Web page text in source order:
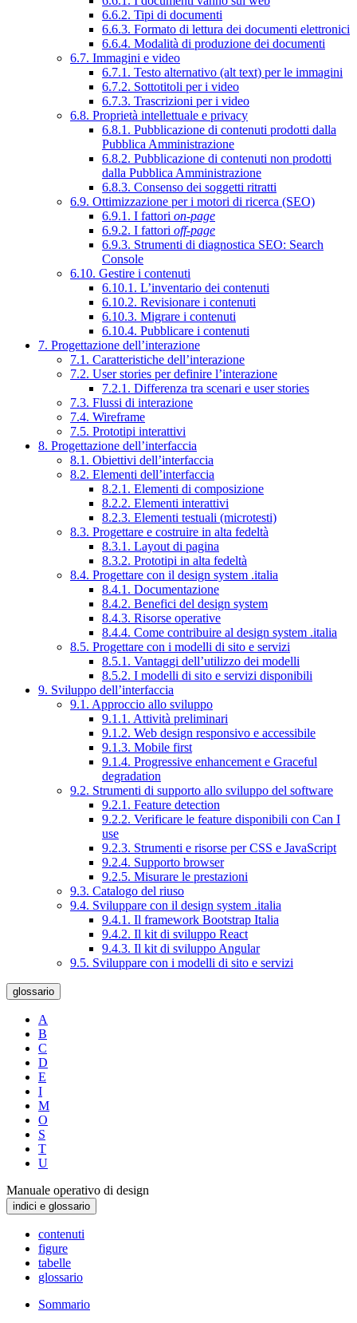
6.6.2. Tipi di documenti
6.6.3. Formato di lettura dei documenti elettronici
6.6.4. Modalità di produzione dei documenti
6.7. Immagini e video
6.7.1. Testo alternativo (alt text) per le immagini
6.7.2. Sottotitoli per i video
6.7.3. Trascrizioni per i video
6.8. Proprietà intellettuale e privacy
6.8.1. Pubblicazione di contenuti prodotti dalla
Pubblica Amministrazione
6.8.2. Pubblicazione di contenuti non prodotti
dalla Pubblica Amministrazione
6.8.3. Consenso dei soggetti ritratti
6.9. Ottimizzazione per i motori di ricerca (SEO)
6.9.1. I fattori on-page
6.9.2. I fattori off-page
6.9.3. Strumenti di diagnostica SEO: Search
Console
6.10. Gestire i contenuti
6.10.1. L’inventario dei contenuti
6.10.2. Revisionare i contenuti
6.10.3. Migrare i contenuti
6.10.4. Pubblicare i contenuti
7. Progettazione dell’interazione
7.1. Caratteristiche dell’interazione
7.2. User stories per definire l’interazione
7.2.1. Differenza tra scenari e user stories
7.3. Flussi di interazione
7.4. Wireframe
7.5. Prototipi interattivi
8. Progettazione dell’interfaccia
8.1. Obiettivi dell’interfaccia
8.2. Elementi dell’interfaccia
8.2.1. Elementi di composizione
8.2.2. Elementi interattivi
8.2.3. Elementi testuali (microtesti)
8.3. Progettare e costruire in alta fedeltà
8.3.1. Layout di pagina
8.3.2. Prototipi in alta fedeltà
8.4. Progettare con il design system .italia
8.4.1. Documentazione
8.4.2. Benefici del design system
8.4.3. Risorse operative
8.4.4. Come contribuire al design system .italia
8.5. Progettare con i modelli di sito e servizi
8.5.1. Vantaggi dell’utilizzo dei modelli
8.5.2. I modelli di sito e servizi disponibili
9. Sviluppo dell’interfaccia
9.1. Approccio allo sviluppo
9.1.1. Attività preliminari
9.1.2. Web design responsivo e accessibile
9.1.3. Mobile first
9.1.4. Progressive enhancement e Graceful
degradation
9.2. Strumenti di supporto allo sviluppo del software
9.2.1. Feature detection
9.2.2. Verificare le feature disponibili con Can I
use
9.2.3. Strumenti e risorse per CSS e JavaScript
9.2.4. Supporto browser
9.2.5. Misurare le prestazioni
9.3. Catalogo del riuso
9.4. Sviluppare con il design system .italia
9.4.1. Il framework Bootstrap Italia
9.4.2. Il kit di sviluppo React
9.4.3. Il kit di sviluppo Angular
9.5. Sviluppare con i modelli di sito e servizi
glossario
A
B
C
D
E
I
M
O
S
T
U
Manuale operativo di design
indici e glossario
contenuti
figure
tabelle
glossario
Sommario